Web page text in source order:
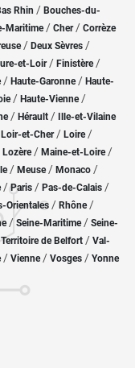
Rhin / Bouches-du-
Maritime/ Cher / Corrèze
/ Deux Sèvres /
et-Loir / Finistère/
/ Haute-Garonne/ Haute-
/ Haute-Vienne/
/ Hérault / Ille-et-Vilaine
Loir-et-Cher/ Loire/
Lozère / Maine-et-Loire/
/ Meuse/ Monaco /
/Paris / Pas-de-Calais /
Orientales / Rhône/
/ Seine-Maritime/ Seine-
Territoire de Belfort / Val-
/ Vienne/ Vosges / Yonne